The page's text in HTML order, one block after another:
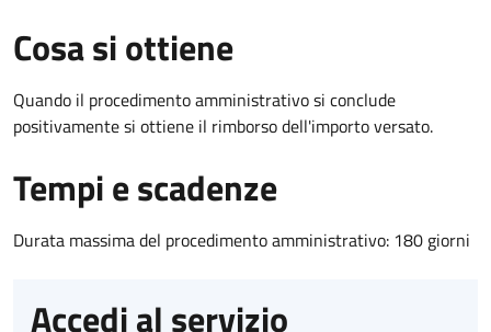
Cosa si ottiene
Quando il procedimento amministrativo si conclude
positivamente si ottiene il rimborso dell'importo versato.
Tempi e scadenze
Durata massima del procedimento amministrativo: 180 giorni
Accedi al servizio